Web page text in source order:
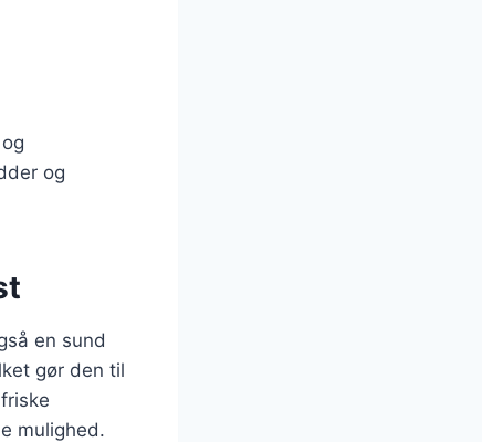
og
en sund
gør den til
mulighed.